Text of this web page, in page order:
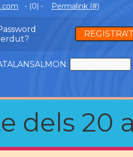
- (0) - Permalink (#)
REGISTRA'T
dels 20